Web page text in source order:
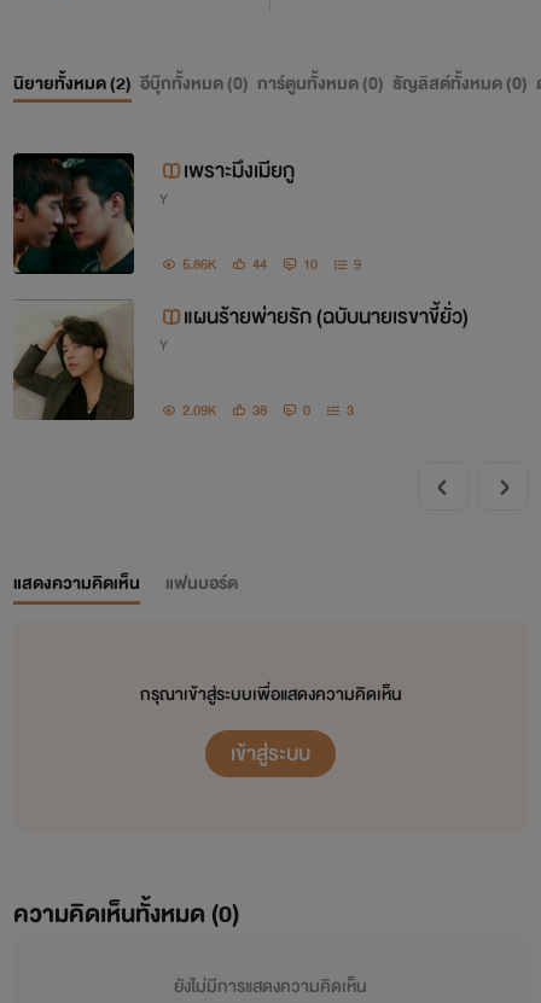
นิยายทั้งหมด (2) อีบุ๊กทั้งหมด (0) การ์ตูนทั้งหมด (0) ธัญลิสต์ทั้งหมด (0)
เพราะมึงเมียกู
Y
5.86K 44 10 9
แผนร้ายพ่ายรัก (ฉบับนายเรขาขี้ยั่ว)
Y
2.09K 38 0 3
แสดงความคิดเห็น แฟนบอร์ด
กรุณาเข้าสู่ระบบเพื่อแสดงความคิดเห็น
เข้าสู่ระบบ
ความคิดเห็นทั้งหมด (0)
ยังไม่มีการแสดงความคิดเห็น